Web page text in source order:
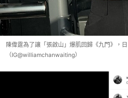
陳偉霆為了讓「張啟山」爆肌回歸《九門》，
（IG@williamchanwaiting）